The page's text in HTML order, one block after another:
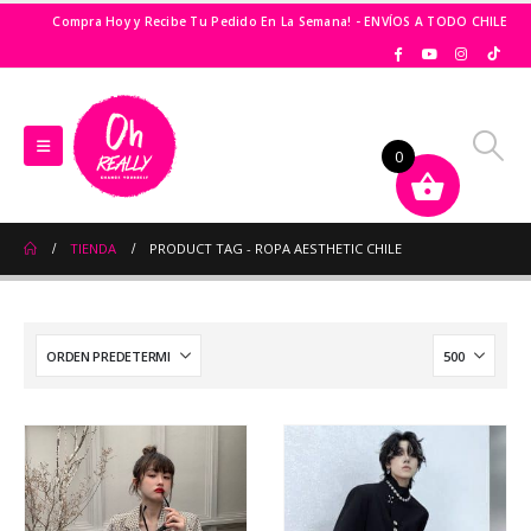
Compra Hoy y Recibe Tu Pedido En La Semana! - ENVÍOS A TODO CHILE
TIENDA PRODUCT TAG - ROPA AESTHETIC CHILE
0